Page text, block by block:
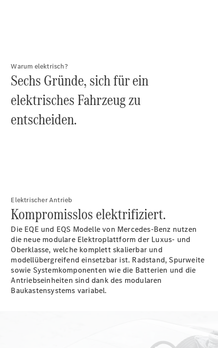
Warum elektrisch?
Sechs Gründe, sich für ein
elektrisches Fahrzeug zu
entscheiden.
Elektrischer Antrieb
Kompromisslos elektrifiziert.
Die EQE und EQS Modelle von Mercedes-Benz nutzen
die neue modulare Elektroplattform der Luxus- und
Oberklasse, welche komplett skalierbar und
modellübergreifend einsetzbar ist. Radstand, Spurweite
sowie Systemkomponenten wie die Batterien und die
Antriebseinheiten sind dank des modularen
Baukastensystems variabel.